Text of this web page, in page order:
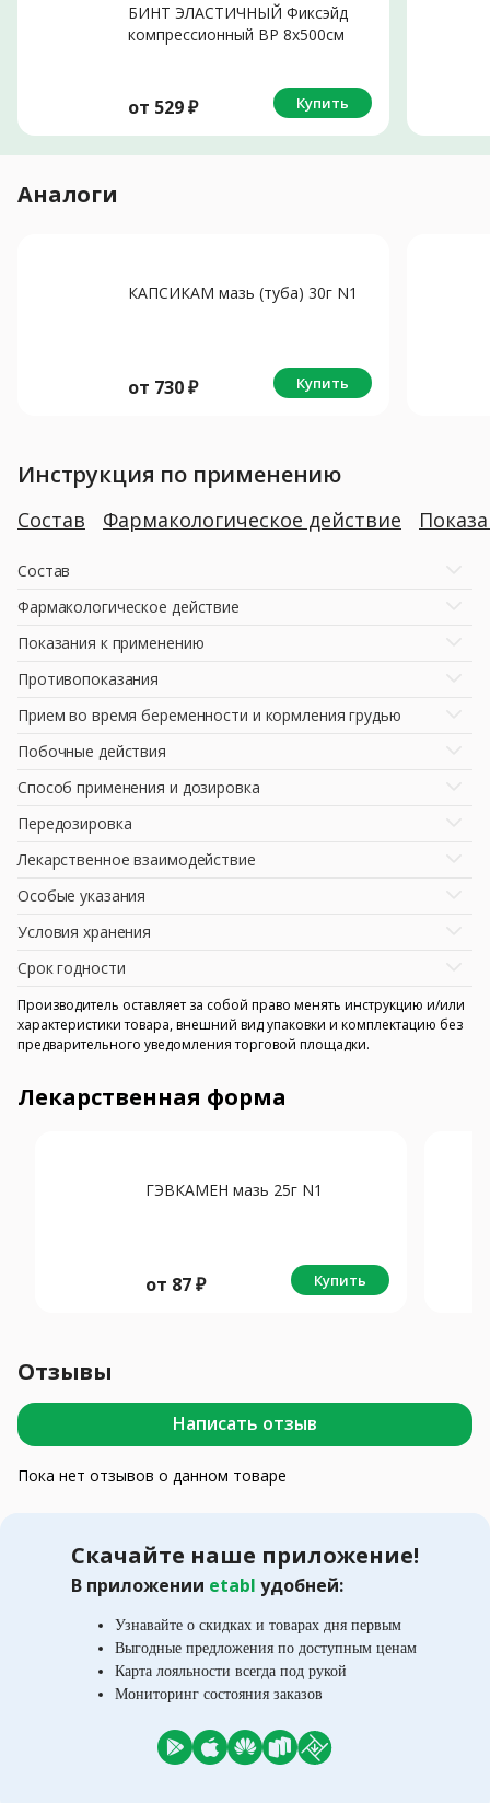
БИНТ ЭЛАСТИЧНЫЙ Фиксэйд
компрессионный ВР 8х500см
от 529₽ Купить
Аналоги
КАПСИКАМ мазь (туба) 30г N1
от 730₽ Купить
Инструкция по применению
Состав Фармакологическое действие
Состав
Фармакологическое действие
Показания к применению
Противопоказания
Прием во время беременности и кормления грудью
Побочные действия
Способ применения и дозировка
Передозировка
Лекарственное взаимодействие
Особые указания
Условия хранения
Срок годности
Производитель оставляет за собой право менять инструкцию и/или
характеристики товара, внешний вид упаковки и комплектацию без
предварительного уведомления торговой площадки.
Лекарственная форма
ГЭВКАМЕН мазь 25г N1
от 87₽ Купить
Отзывы
Написать отзыв
Пока нет отзывов о данном товаре
Скачайте наше приложение!
В приложении etabl удобней:
Узнавайте о скидках и товарах дня первым
Выгодные предложения по доступным ценам
Карта лояльности всегда под рукой
Мониторинг состояния заказов